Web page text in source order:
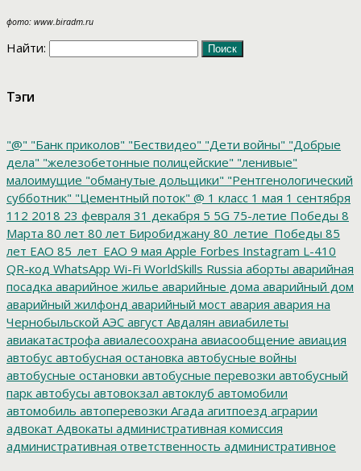
фото: www.biradm.ru
Найти:
Тэги
"@" "Банк приколов" "Бествидео" "Дети войны" "Добрые
дела" "железобетонные полицейские" "ленивые"
малоимущие "обманутые дольщики" "Рентгенологический
субботник" "Цементный поток" @ 1 класс 1 мая 1 сентября
112 2018 23 февраля 31 декабря 5 5G 75-летие Победы 8
Марта 80 лет 80 лет Биробиджану 80_летие_Победы 85
лет ЕАО 85_лет_ЕАО 9 мая Apple Forbes Instagram L-410
QR-код WhatsApp Wi-Fi WorldSkills Russia аборты аварийная
посадка аварийное жилье аварийные дома аварийный дом
аварийный жилфонд аварийный мост авария авария на
Чернобыльской АЭС август Авдалян авиабилеты
авиакатастрофа авиалесоохрана авиасообщение авиация
автобус автобусная остановка автобусные войны
автобусные остановки автобусные перевозки автобусный
парк автобусы автовокзал автоклуб автомобили
автомобиль автоперевозки Агада агитпоезд аграрии
адвокат Адвокаты административная комиссия
административная ответственность административное